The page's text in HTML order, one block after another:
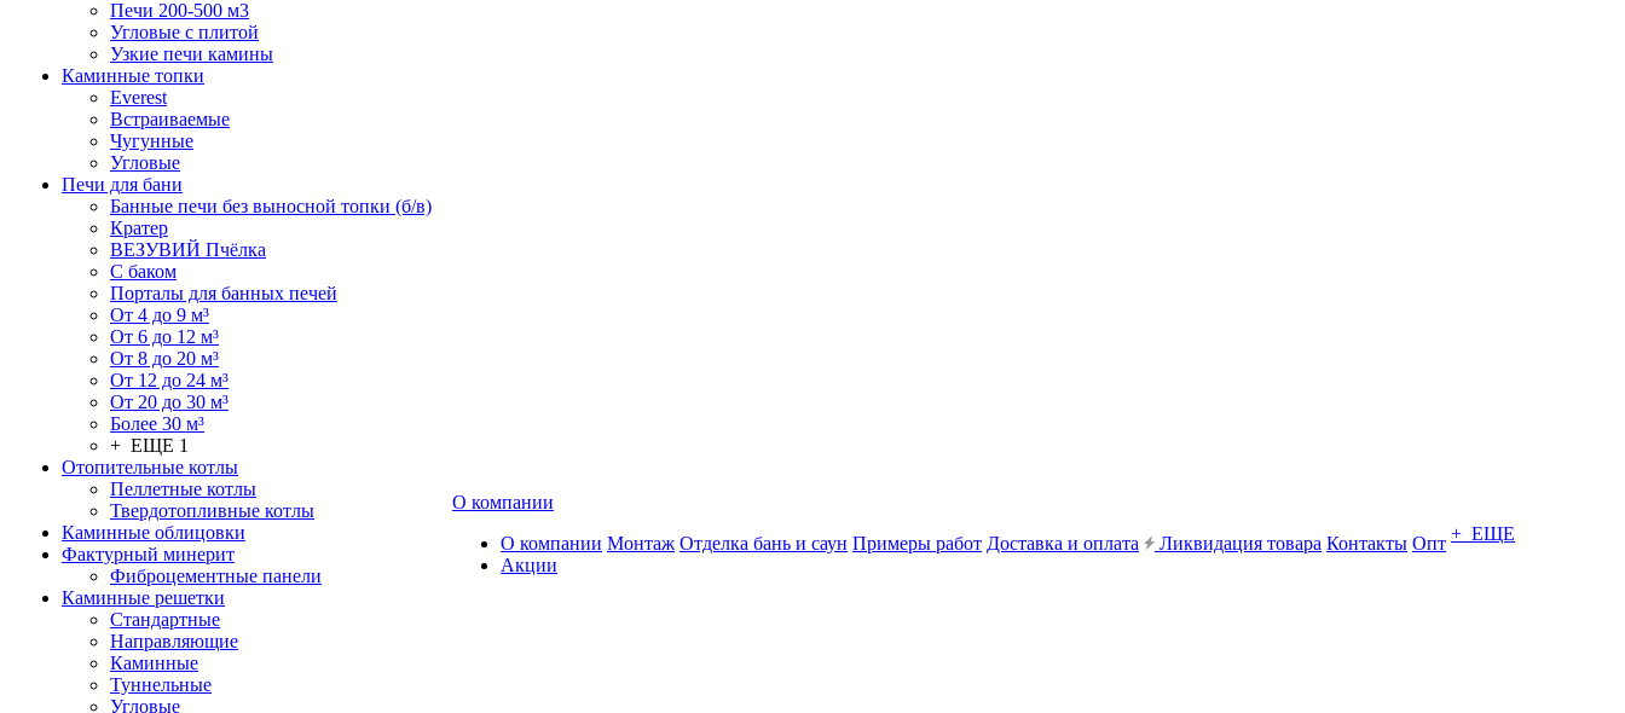
Печи 200-500 м3
Угловые с плитой
Узкие печи камины
Каминные топки
Everest
Встраиваемые
Чугунные
Угловые
Печи для бани
Банные печи без выносной топки (б/в)
Кратер
ВЕЗУВИЙ Пчёлка
С баком
Порталы для банных печей
От 4 до 9 м³
От 6 до 12 м³
От 8 до 20 м³
От 12 до 24 м³
От 20 до 30 м³
Более 30 м³
+ ЕЩЕ 1
Отопительные котлы
Пеллетные котлы
Твердотопливные котлы
Каминные облицовки
Фактурный минерит
Фиброцементные панели
Каминные решетки
Стандартные
Направляющие
Каминные
Туннельные
Угловые
О компании
О компании
Акции
Монтаж Отделка бань и саун Примеры работ Доставка и оплата Ликвидация товара Контакты Опт + ЕЩЕ